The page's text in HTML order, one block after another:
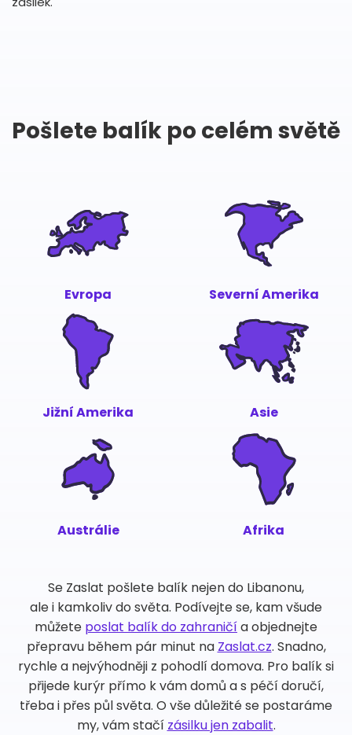
Pošlete balík po celém světě
Evropa Severní Amerika
Jižní Amerika Asie
Austrálie Afrika
Se Zaslat pošlete balík nejen do Libanonu,
ale i kamkoliv do světa. Podívejte se, kam všude
můžete poslat balík do zahraničía objednejte
přepravu během pár minut na Zaslat.cz. Snadno,
rychle a nejvýhodněji z pohodlí domova. Pro balík si
přijede kurýr přímo k vám domů a s péčí doručí,
třeba i přes půl světa. O vše důležité se postaráme
my, vám stačí zásilku jen zabalit.